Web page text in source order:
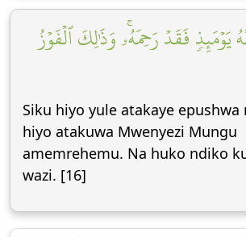
فَقَدۡ رَحِمَهُۥۚ وَذَٰلِكَ ٱلۡفَوۡزُ
Siku hiyo yule atakaye epushwa
hiyo atakuwa Mwenyezi Mungu
amemrehemu. Na huko ndiko
wazi. [16]